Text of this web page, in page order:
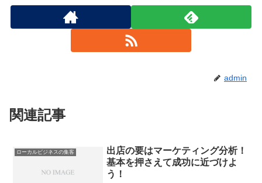
admin
関連記事
ローカルビジネスの集客
出店の要はマーケティング分析！
基本を押さえて成功に近づけよ
う！